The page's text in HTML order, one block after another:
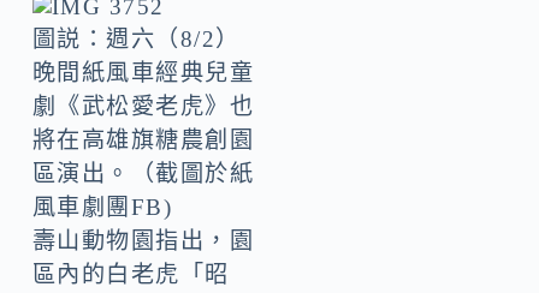
圖説：週六（8/2）
晚間紙風車經典兒童
劇《武松愛老虎》也
將在高雄旗糖農創園
區演出。（截圖於紙
風車劇團FB)
壽山動物園指出，園
區內的白老虎「昭